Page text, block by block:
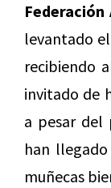
Federación
levantado
recibiendo
invitado de
a pesar del
han
muñecas